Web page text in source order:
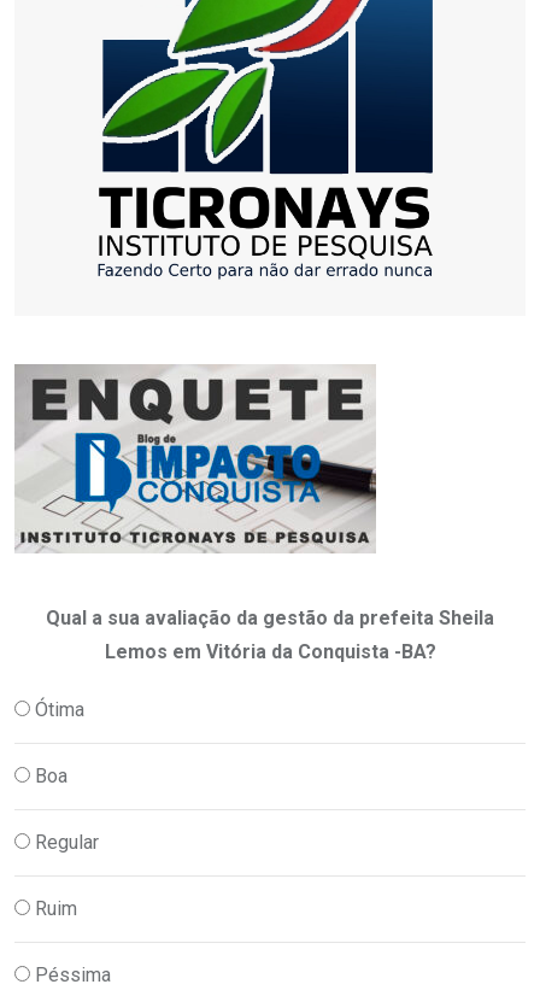
Qual a sua avaliação da gestão da prefeita Sheila
Lemos em Vitória da Conquista -BA?
Ótima
Boa
Regular
Ruim
Péssima